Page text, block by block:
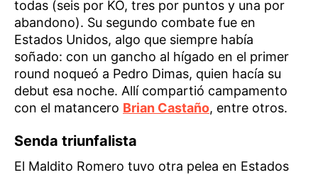
todas (seis por KO, tres por puntos y una por
abandono). Su segundo combate fue en
Estados Unidos, algo que siempre había
soñado: con un gancho al hígado en el primer
round noqueó a Pedro Dimas, quien hacía su
debut esa noche. Allí compartió campamento
con el matancero Brian Castaño, entre otros.
Senda triunfalista
El Maldito Romero tuvo otra pelea en Estados